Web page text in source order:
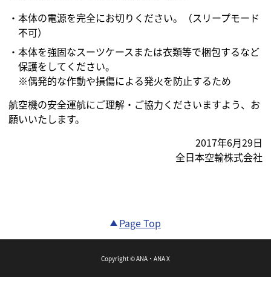
・本体の電源を完全にお切りください。（スリープモード
不可）
・本体を強固なスーツケースまたは衣類等で梱包するなど
保護をしてください。
※偶発的な作動や損傷による発火を防止するため
航空機の安全運航にご理解・ご協力くださいますよう、お
願いいたします。
2017年6月29日
全日本空輸株式会社
Page Top
Copyright © ANA・ANA X